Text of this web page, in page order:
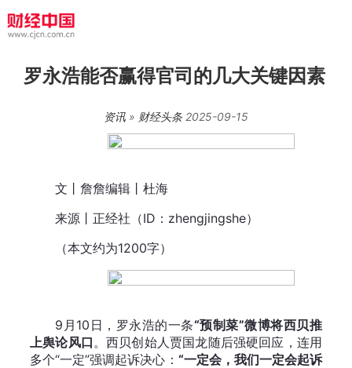
罗永浩能否赢得官司的几大关键因素
资讯 » 财经头条2025-09-15
文丨詹詹编辑丨杜海
来源丨正经社（ID：zhengjingshe）
（本文约为1200字）
9月10日，罗永浩的一条“预制菜”微博将西贝推
上舆论风口。西贝创始人贾国龙随后强硬回应，连用
多个“一定”强调起诉决心： “一定会，我们一定会起诉